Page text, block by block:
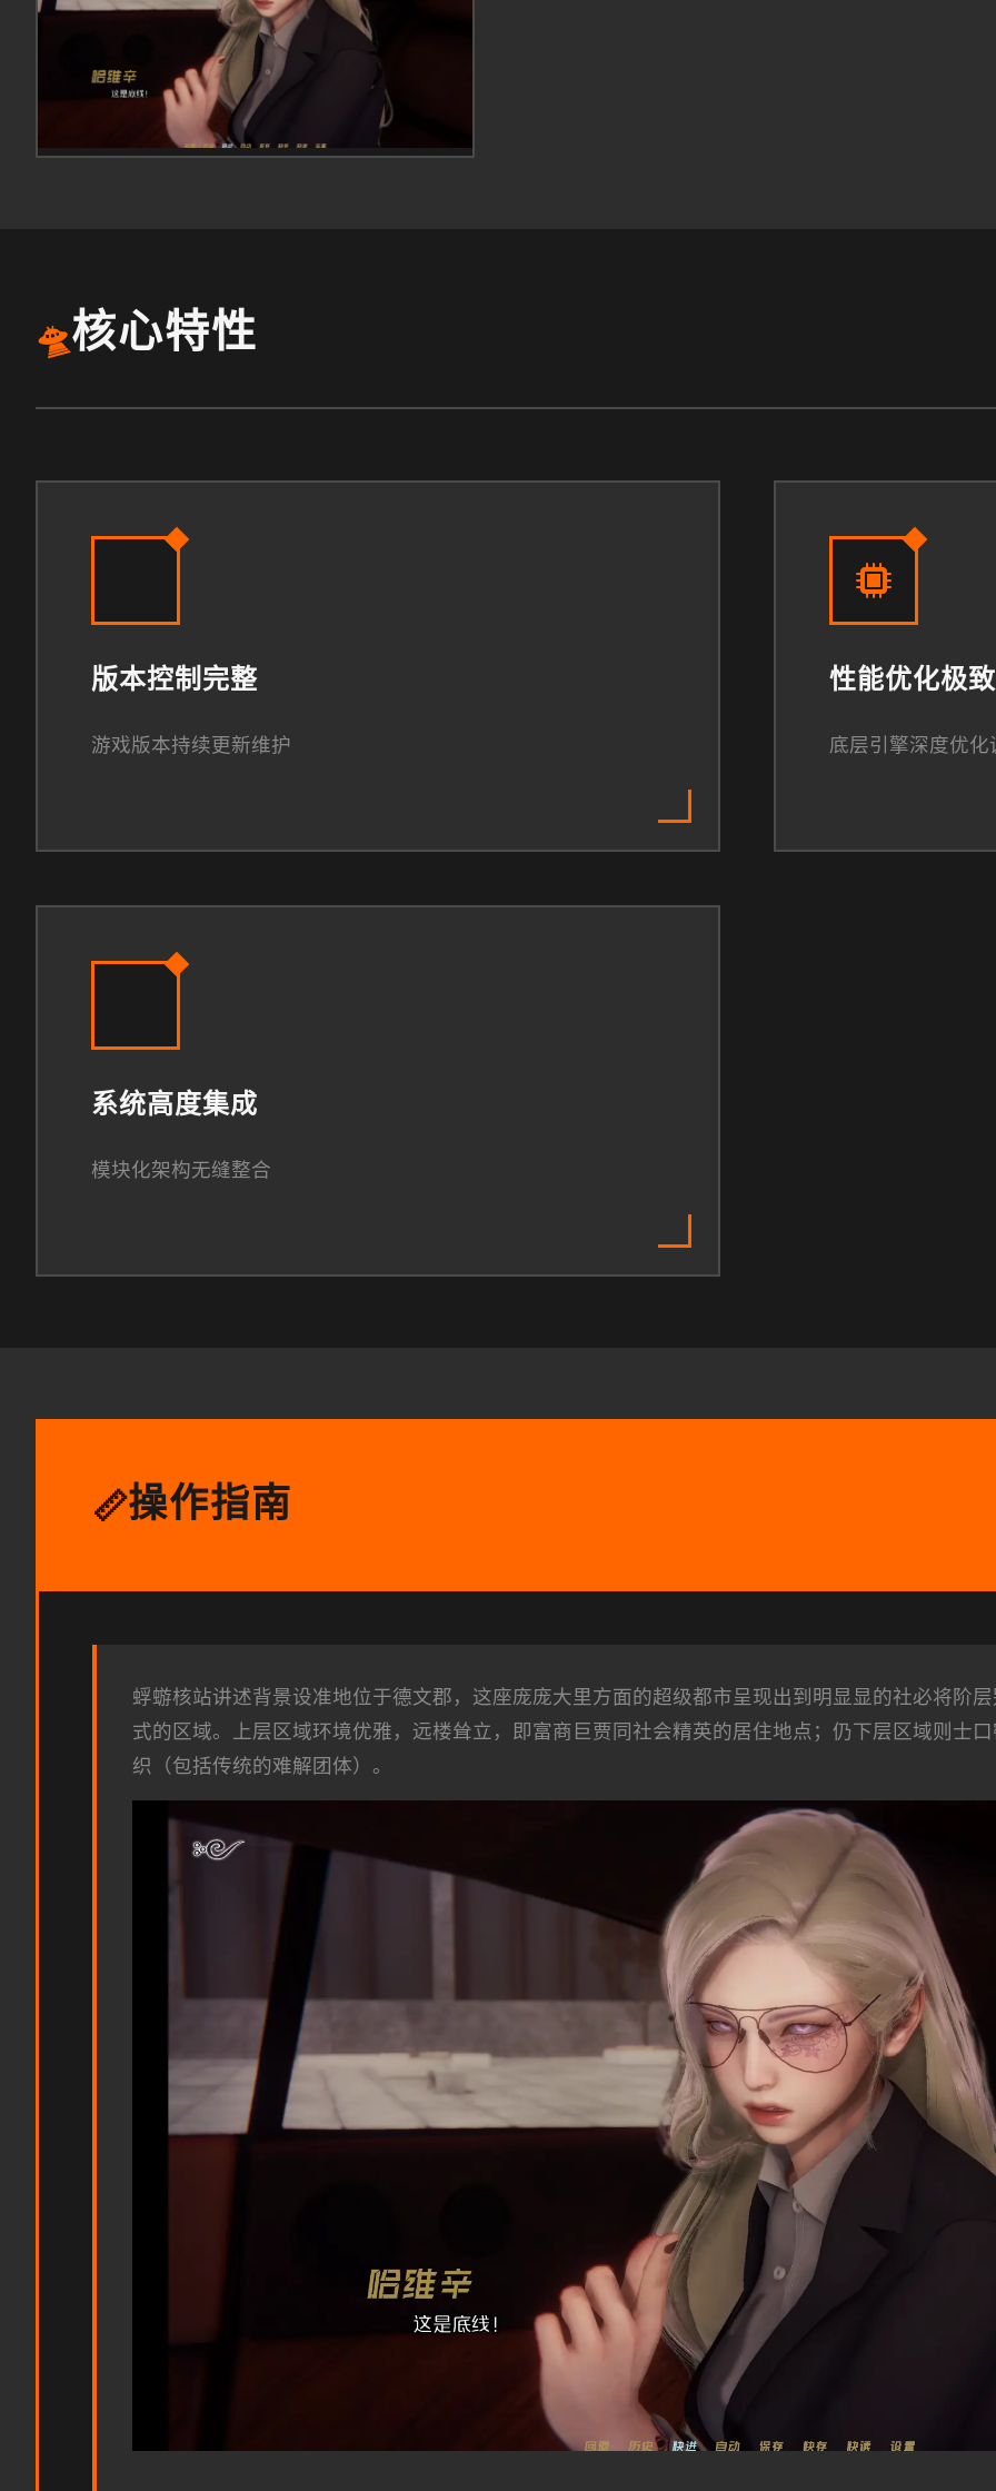
🛸核心特性
版本控制完整
游戏版本持续更新维护
性能优化极致
底层引擎深度优化
系统高度集成
模块化架构无缝整合
📏操作指南
蜉蝣核站讲述背景设准地位于德文郡，这座庞庞大里方面的超级都市呈现出到明显显的社必将阶
式的区域。上层区域环境优雅，远楼耸立，即富商巨贾同社会精英的居住地点；仍下层区域则士
织（包括传统的难解团体）。